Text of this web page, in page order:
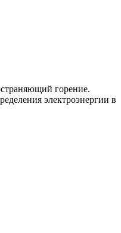
горение.
электроэнергии в